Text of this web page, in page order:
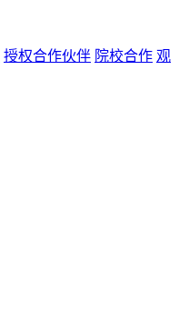
授权合作伙伴 院校合作 观